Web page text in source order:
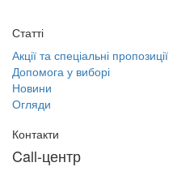
Статті
Акції та спеціальні пропозиції
Допомога у виборі
Новини
Огляди
Контакти
Call-центр